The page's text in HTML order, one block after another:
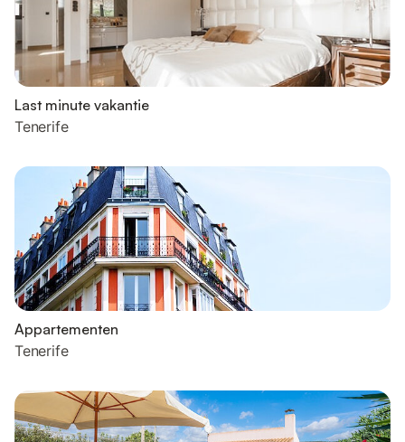
Last minute vakantie
Tenerife
Appartementen
Tenerife